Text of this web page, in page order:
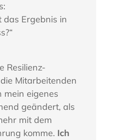
das Ergebnis in
Resilienz-
Mitarbeitenden
mein eigenes
geändert, als
mit dem
komme. Ich